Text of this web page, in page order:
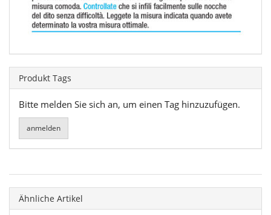
Produkt Tags
Bitte melden Sie sich an, um einen Tag hinzuzufügen.
Ähnliche Artikel